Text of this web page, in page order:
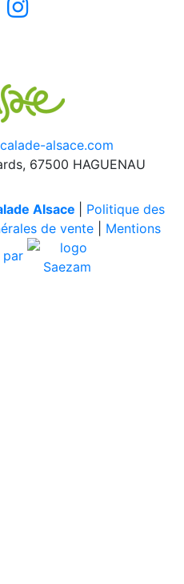
alsace.com
67500 HAGUENAU
Alsace
Politique des
de vente| Mentions
par